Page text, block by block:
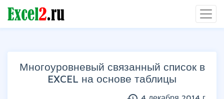
Многоуровневый связанный список в
EXCEL на основе таблицы